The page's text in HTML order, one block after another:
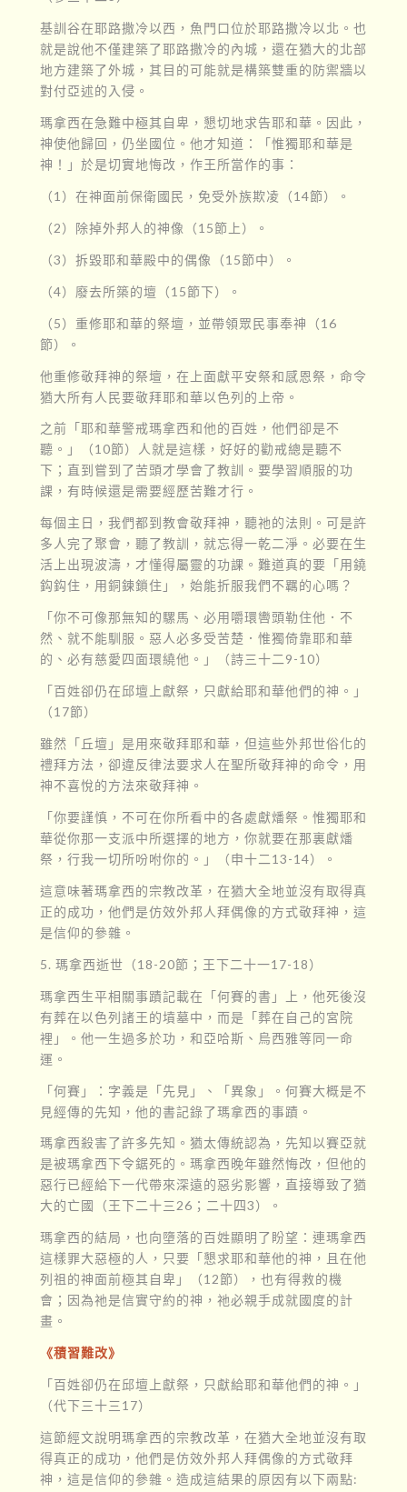
基訓谷在耶路撒冷以西，魚門口位於耶路撒冷以北。也
就是說他不僅建築了耶路撒冷的內城，還在猶大的北部
地方建築了外城，其目的可能就是構築雙重的防禦牆以
對付亞述的入侵。
瑪拿西在急難中極其自卑，懇切地求告耶和華。因此，
神使他歸回，仍坐國位。他才知道：「惟獨耶和華是
神！」於是切實地悔改，作王所當作的事：
（1）在神面前保衛國民，免受外族欺凌（14節）。
（2）除掉外邦人的神像（15節上）。
（3）拆毀耶和華殿中的偶像（15節中）。
（4）廢去所築的壇（15節下）。
（5）重修耶和華的祭壇，並帶領眾民事奉神（16
節）。
他重修敬拜神的祭壇，在上面獻平安祭和感恩祭，命令
猶大所有人民要敬拜耶和華以色列的上帝。
之前「耶和華警戒瑪拿西和他的百姓，他們卻是不
聽。」（10節）人就是這樣，好好的勸戒總是聽不
下；直到嘗到了苦頭才學會了教訓。要學習順服的功
課，有時候還是需要經歷苦難才行。
每個主日，我們都到教會敬拜神，聽祂的法則。可是許
多人完了聚會，聽了教訓，就忘得一乾二淨。必要在生
活上出現波濤，才懂得屬靈的功課。難道真的要「用鐃
鈎鈎住，用銅鍊鎖住」，始能折服我們不羈的心嗎？
「你不可像那無知的騾馬、必用嚼環轡頭勒住他．不
然、就不能馴服。惡人必多受苦楚．惟獨倚靠耶和華
的、必有慈愛四面環繞他。」（詩三十二9-10）
「百姓卻仍在邱壇上獻祭，只獻給耶和華他們的神。」
（17節）
雖然「丘壇」是用來敬拜耶和華，但這些外邦世俗化的
禮拜方法，卻違反律法要求人在聖所敬拜神的命令，用
神不喜悅的方法來敬拜神。
「你要謹慎，不可在你所看中的各處獻燔祭。惟獨耶和
華從你那一支派中所選擇的地方，你就要在那裏獻燔
祭，行我一切所吩咐你的。」（申十二13-14）。
這意味著瑪拿西的宗教改革，在猶大全地並沒有取得真
正的成功，他們是仿效外邦人拜偶像的方式敬拜神，這
是信仰的參雜。
5. 瑪拿西逝世（18-20節；王下二十一17-18）
瑪拿西生平相關事蹟記載在「何賽的書」上，他死後沒
有葬在以色列諸王的墳墓中，而是「葬在自己的宮院
裡」。他一生過多於功，和亞哈斯、烏西雅等同一命
運。
「何賽」：字義是「先見」、「異象」。何賽大概是不
見經傳的先知，他的書記錄了瑪拿西的事蹟。
瑪拿西殺害了許多先知。猶太傳統認為，先知以賽亞就
是被瑪拿西下令鋸死的。瑪拿西晚年雖然悔改，但他的
惡行已經給下一代帶來深遠的惡劣影響，直接導致了猶
大的亡國（王下二十三26；二十四3）。
瑪拿西的結局，也向墮落的百姓顯明了盼望：連瑪拿西
這樣罪大惡極的人，只要「懇求耶和華他的神，且在他
列祖的神面前極其自卑」（12節），也有得救的機
會；因為祂是信實守約的神，祂必親手成就國度的計
畫。
《積習難改》
「百姓卻仍在邱壇上獻祭，只獻給耶和華他們的神。」
（代下三十三17）
這節經文說明瑪拿西的宗教改革，在猶大全地並沒有取
得真正的成功，他們是仿效外邦人拜偶像的方式敬拜
神，這是信仰的參雜。造成這結果的原因有以下兩點: